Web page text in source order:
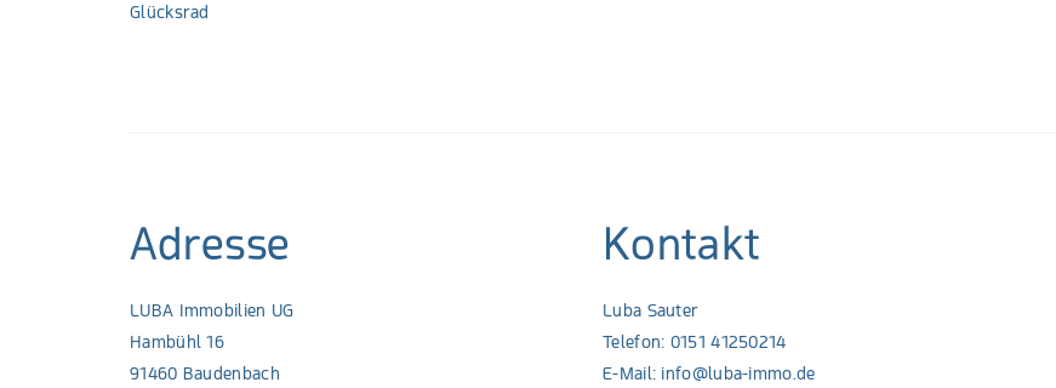
Glücksrad
Adresse
LUBA Immobilien UG
Hambühl 16
91460 Baudenbach
Kontakt
Luba Sauter
Telefon: 0151 41250214
E-Mail: info@luba-immo.de